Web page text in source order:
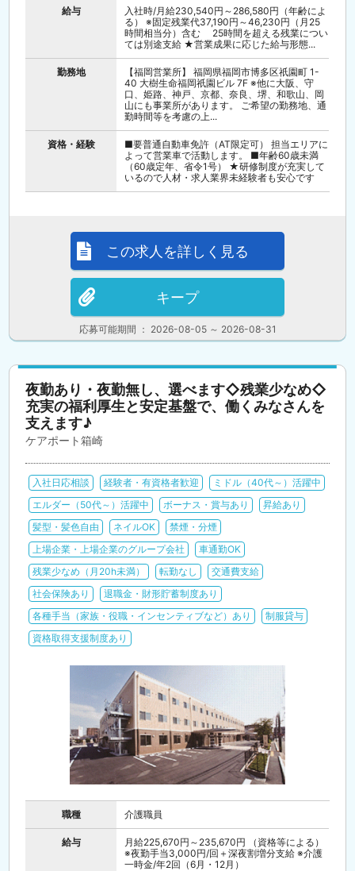
給与
入社時/月給230,540円～286,580円（年齢によ
る） ※固定残業代37,190円～46,230円（月25
時間相当分）含む 25時間を超える残業につい
ては別途支給 ★営業成果に応じた給与形態...
勤務地
【福岡営業所】 福岡県福岡市博多区祇園町 1-
40 大樹生命福岡祇園ビル 7F ※他に大阪、守
口、姫路、神戸、京都、奈良、堺、和歌山、岡
山にも事業所があります。 ご希望の勤務地、通
勤時間等を考慮の上...
資格・経験
■要普通自動車免許（AT限定可） 担当エリアに
よって営業車で活動します。 ■年齢60歳未満
（60歳定年、省令1号） ★研修制度が充実して
いるので人材・求人業界未経験者も安心です
応募可能期間 ： 2026-08-05 ～ 2026-08-31
この求人を詳しく見る
キープ
夜勤あり・夜勤無し、選べます◇残業少なめ◇
充実の福利厚生と安定基盤で、働くみなさんを
支えます♪
ケアポート箱崎
入社日応相談 経験者・有資格者歓迎
ミドル（40代～）活躍中
エルダー（50代～）活躍中
ボーナス・賞与あり
昇給あり
髪型・髪色自由
ネイルOK
禁煙・分煙
上場企業・上場企業のグループ会社
車通勤OK
残業少なめ（月20h未満）
転勤なし
交通費支給
社会保険あり
退職金・財形貯蓄制度あり
各種手当（家族・役職・インセンティブなど）あり
制服貸与
資格取得支援制度あり
職種 介護職員
給与
月給225,670円～235,670円 （資格等による）
※夜勤手当3,000円/回＋深夜割増分支給 ※介護
一時金/年2回（6月・12月）